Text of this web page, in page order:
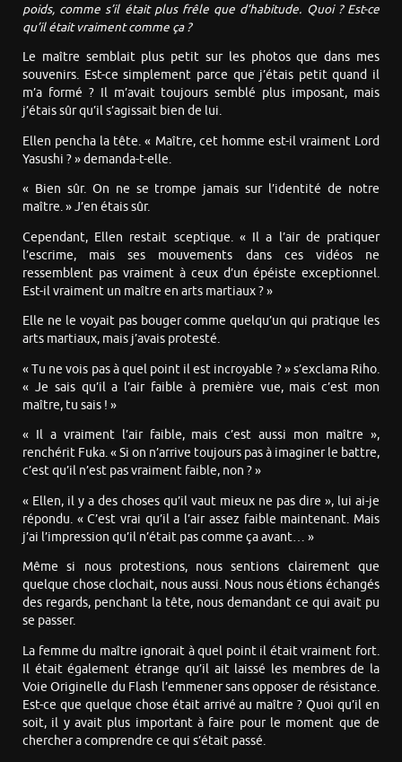
poids, comme s’il était plus frêle que d’habitude. Quoi ? Est-ce
qu’il était vraiment comme ça ?
Le maître semblait plus petit sur les photos que dans mes
souvenirs. Est-ce simplement parce que j’étais petit quand il
m’a formé ? Il m’avait toujours semblé plus imposant, mais
j’étais sûr qu’il s’agissait bien de lui.
Ellen pencha la tête. « Maître, cet homme est-il vraiment Lord
Yasushi ? » demanda-t-elle.
« Bien sûr. On ne se trompe jamais sur l’identité de notre
maître. » J’en étais sûr.
Cependant, Ellen restait sceptique. « Il a l’air de pratiquer
l’escrime, mais ses mouvements dans ces vidéos ne
ressemblent pas vraiment à ceux d’un épéiste exceptionnel.
Est-il vraiment un maître en arts martiaux ? »
Elle ne le voyait pas bouger comme quelqu’un qui pratique les
arts martiaux, mais j’avais protesté.
« Tu ne vois pas à quel point il est incroyable ? » s’exclama Riho.
« Je sais qu’il a l’air faible à première vue, mais c’est mon
maître, tu sais ! »
« Il a vraiment l’air faible, mais c’est aussi mon maître »,
renchérit Fuka. « Si on n’arrive toujours pas à imaginer le battre,
c’est qu’il n’est pas vraiment faible, non ? »
« Ellen, il y a des choses qu’il vaut mieux ne pas dire », lui ai-je
répondu. « C’est vrai qu’il a l’air assez faible maintenant. Mais
j’ai l’impression qu’il n’était pas comme ça avant… »
Même si nous protestions, nous sentions clairement que
quelque chose clochait, nous aussi. Nous nous étions échangés
des regards, penchant la tête, nous demandant ce qui avait pu
se passer.
La femme du maître ignorait à quel point il était vraiment fort.
Il était également étrange qu’il ait laissé les membres de la
Voie Originelle du Flash l’emmener sans opposer de résistance.
Est-ce que quelque chose était arrivé au maître ? Quoi qu’il en
soit, il y avait plus important à faire pour le moment que de
chercher a comprendre ce qui s’était passé.